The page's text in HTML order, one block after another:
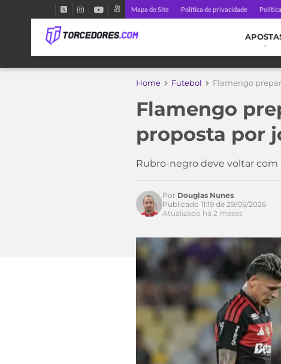
Mapa do Site Política de privacidade
Home Futebol Flamengo
Flamengo
proposta por
Rubro-negro deve voltar
Por Douglas Nunes
Publicado 11:19 de 29/05/2026
Atualizado há 2 meses